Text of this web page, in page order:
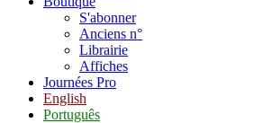
S'abonner
Anciens n°
Librairie
Affiches
Journées Pro
English
Português